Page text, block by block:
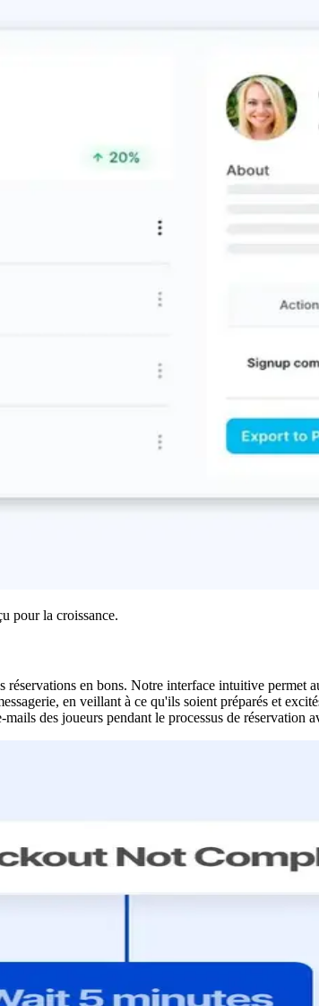
pour la croissance.
en bons. Notre interface intuitive permet
en veillant à ce qu'ils soient préparés et
des joueurs pendant le processus de réservation